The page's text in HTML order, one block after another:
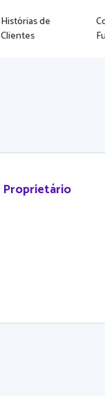
Histórias de
Clientes
Proprietário